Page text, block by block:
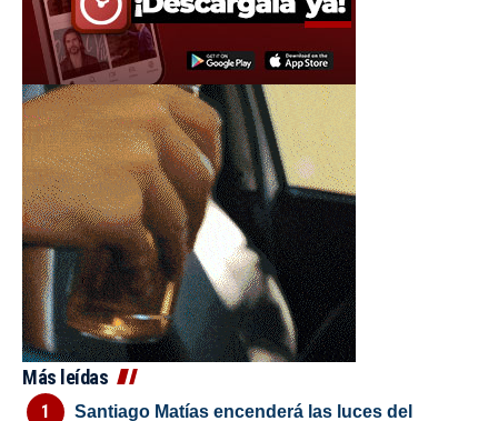
Más leídas
Santiago Matías encenderá las luces del